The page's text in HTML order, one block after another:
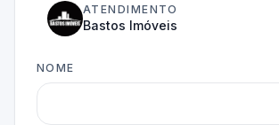
ATENDIMENTO
Bastos Imóveis
NOME